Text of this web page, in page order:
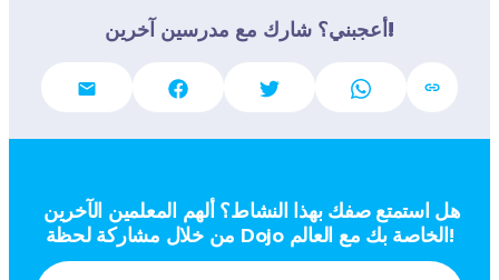
أعجبني؟ شارك مع مدرسين آخرين!
من خلال مشاركة لحظة Dojo الخاصة بك مع العالم!